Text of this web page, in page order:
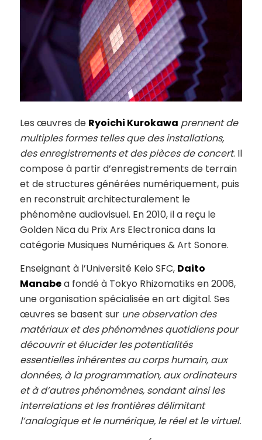
Les œuvres de Ryoichi Kurokawa prennent de
multiples formes telles que des installations,
des enregistrements et des pièces de concert. Il
compose à partir d’enregistrements de terrain
et de structures générées numériquement, puis
en reconstruit architecturalement le
phénomène audiovisuel. En 2010, il a reçu le
Golden Nica du Prix Ars Electronica dans la
catégorie Musiques Numériques & Art Sonore.
Enseignant à l’Université Keio SFC, Daito
Manabea fondé à Tokyo Rhizomatiks en 2006,
une organisation spécialisée en art digital. Ses
œuvres se basent sur une observation des
matériaux et des phénomènes quotidiens pour
découvrir et élucider les potentialités
essentielles inhérentes au corps humain, aux
données, à la programmation, aux ordinateurs
et à d’autres phénomènes, sondant ainsi les
interrelations et les frontières délimitant
l’analogique et le numérique, le réel et le virtuel.